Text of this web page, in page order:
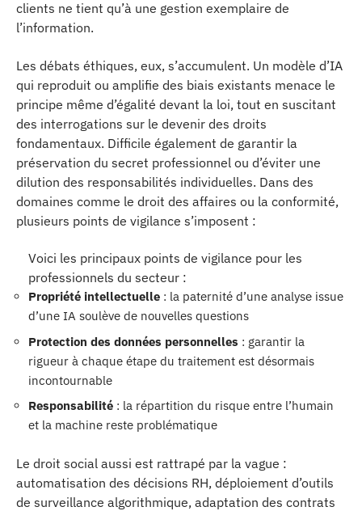
clients ne tient qu’à une gestion exemplaire de
l’information.
Les débats éthiques, eux, s’accumulent. Un modèle d’IA
qui reproduit ou amplifie des biais existants menace le
principe même d’égalité devant la loi, tout en suscitant
des interrogations sur le devenir des droits
fondamentaux. Difficile également de garantir la
préservation du secret professionnel ou d’éviter une
dilution des responsabilités individuelles. Dans des
domaines comme le droit des affaires ou la conformité,
plusieurs points de vigilance s’imposent :
Voici les principaux points de vigilance pour les
professionnels du secteur :
Propriété intellectuelle : la paternité d’une analyse issue
d’une IA soulève de nouvelles questions
Protection des données personnelles : garantir la
rigueur à chaque étape du traitement est désormais
incontournable
Responsabilité : la répartition du risque entre l’humain
et la machine reste problématique
Le droit social aussi est rattrapé par la vague :
automatisation des décisions RH, déploiement d’outils
de surveillance algorithmique, adaptation des contrats